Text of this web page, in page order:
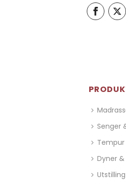
Senger
Tempur
Dyner
Utstilling